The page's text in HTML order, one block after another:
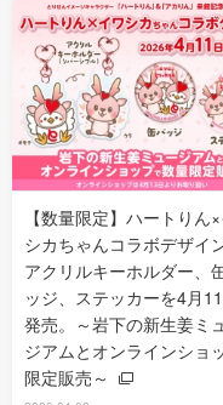
【数量限定】ハートりん
シカちゃんコラボデザイ
アクリルキーホルダー、
ッジ、ステッカーを4月
発売。～岩下の新生姜ミ
ジアムとオンラインショ
限定販売～